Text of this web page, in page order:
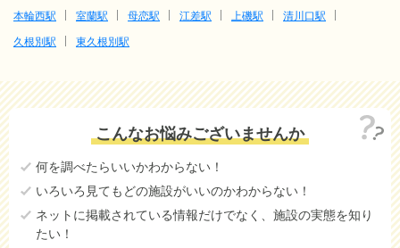
本輪西駅
室蘭駅 母恋駅 江差駅 上磯駅
清川口駅
久根別駅
東久根別駅
こんなお悩みございませんか
何を調べたらいいかわからない！
いろいろ見てもどの施設がいいのかわからない！
ネットに掲載されている情報だけでなく、施設の実態を知り
たい！